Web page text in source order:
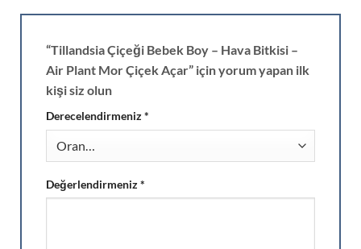
“Tillandsia Çiçeği Bebek Boy – Hava Bitkisi –
Air Plant Mor Çiçek Açar” için yorum yapan ilk
kişi siz olun
Derecelendirmeniz*
Değerlendirmeniz*